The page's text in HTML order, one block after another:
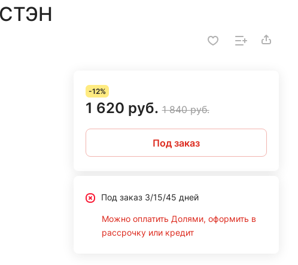
-12%
1 620 руб. 1 840 руб.
Под заказ
Под заказ 3/15/45 дней
Можно оплатить Долями, оформить в
рассрочку или кредит